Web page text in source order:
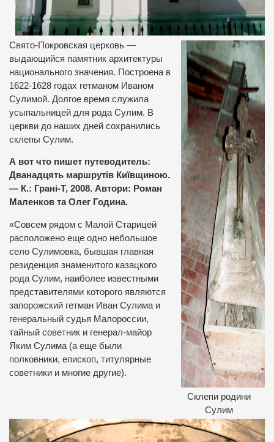
Склепи родини
Сулим
Свято-Покровская церковь —
выдающийся памятник архитектуры
национального значения. Построена в
1622-1628 годах гетманом Иваном
Сулимой. Долгое время служила
усыпальницей для рода Сулим. В
церкви до наших дней сохранились
склепы Сулим.
А вот что пишет путеводитель:
Дванадцять маршрутів Київщиною.
— К.: Грані-Т, 2008. Автори: Роман
Маленков та Олег Година.
«Совсем рядом с Малой Старицей
расположено еще одно небольшое
село Сулимовка, бывшая главная
резиденция знаменитого казацкого
рода Сулим, наиболее известными
представителями которого являются
запорожский гетман Иван Сулима и
генеральный судья Малороссии,
тайный советник и генерал-майор
Яким Сулима (а еще были
полковники, епископ, титулярные
советники и многие другие).